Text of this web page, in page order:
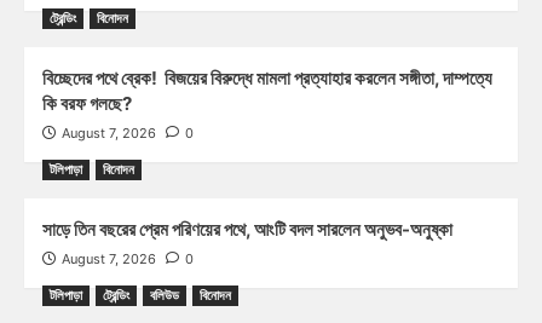
ট্রেন্ডিং বিনোদন
বিচ্ছেদের পথে ব্রেক! বিজয়ের বিরুদ্ধে মামলা প্রত্যাহার করলেন সঙ্গীতা, দাম্পত্যে
কি বরফ গলছে?
August 7, 2026 0
টলিপাড়া বিনোদন
সাড়ে তিন বছরের প্রেম পরিণয়ের পথে, আংটি বদল সারলেন অনুভব-অনুষ্কা
August 7, 2026 0
টলিপাড়া ট্রেন্ডিং বলিউড বিনোদন